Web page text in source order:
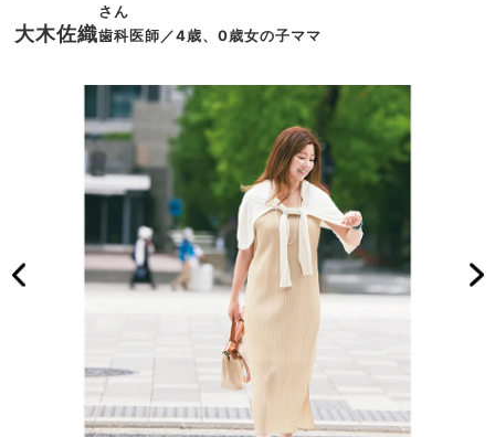
大木佐織
さん
歯科医師／4歳、0歳女の子ママ